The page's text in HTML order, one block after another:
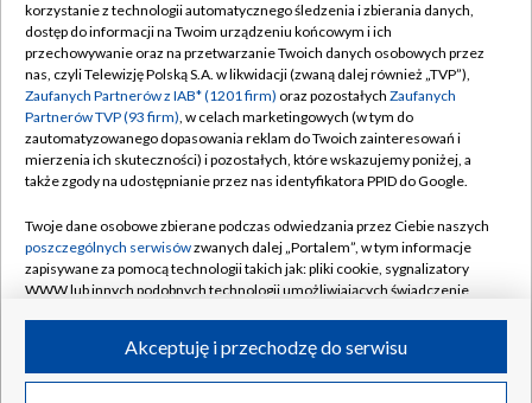
TVP
Abonament TVP
Emisja w TVP
Centrum informacji TVP
Naziemna Telewizja Cyfrowa
Rada Programowa
System NOS
Informacje o nadawcy
Program dla prasy
Regulamin TVP
Polityka prywatności
Moje zgody
Pomoc
Kontakt
Kanały
©2026 Telewizja Polska S.A. w likwidacji
korzystanie z technologii automatycznego śledzenia i zbierania danych,
dostęp do informacji na Twoim urządzeniu końcowym i ich
przechowywanie oraz na przetwarzanie Twoich danych osobowych przez
nas, czyli Telewizję Polską S.A. w likwidacji (zwaną dalej również „TVP”),
Zaufanych Partnerów z IAB* (1201 firm) oraz pozostałych Zaufanych
Partnerów TVP (93 firm), w celach marketingowych (w tym do
zautomatyzowanego dopasowania reklam do Twoich zainteresowań i
mierzenia ich skuteczności) i pozostałych, które wskazujemy poniżej, a
także zgody na udostępnianie przez nas identyfikatora PPID do Google.
Twoje dane osobowe zbierane podczas odwiedzania przez Ciebie naszych
poszczególnych serwisówzwanych dalej „Portalem”, w tym informacje
zapisywane za pomocą technologii takich jak: pliki cookie, sygnalizatory
WWW lub innych podobnych technologii umożliwiających świadczenie
ruchu w Internecie.Akceptuję i przechodzę do serwisu